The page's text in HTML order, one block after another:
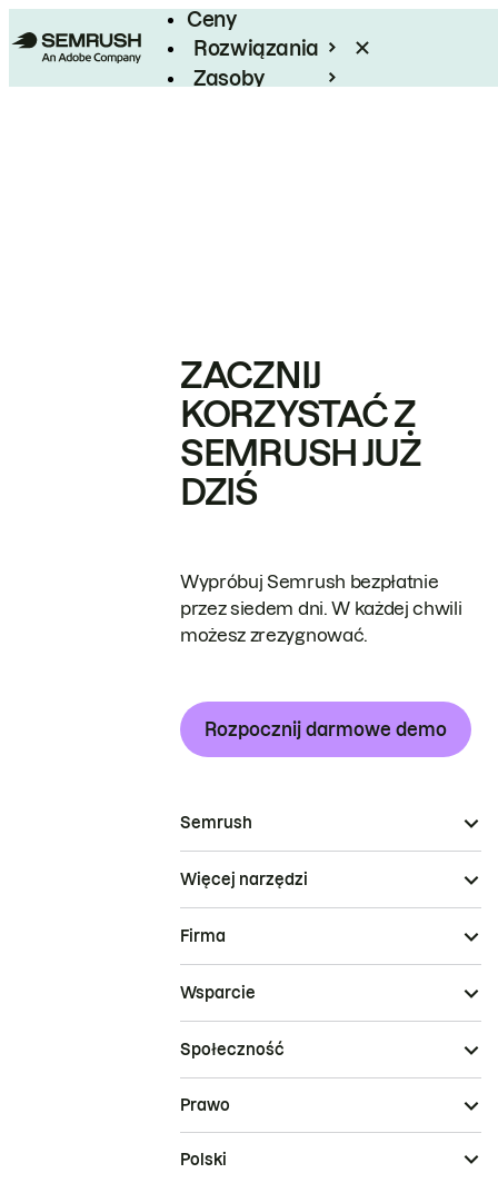
Ceny
Rozwiązania
Zasoby
ZACZNIJ
KORZYSTAĆ Z
SEMRUSH JUŻ
DZIŚ
Wypróbuj Semrush bezpłatnie
przez siedem dni. W każdej chwili
możesz zrezygnować.
Rozpocznij darmowe demo
Semrush
Więcej narzędzi
Firma
Wsparcie
Społeczność
Prawo
Polski